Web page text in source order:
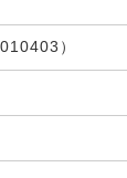
）